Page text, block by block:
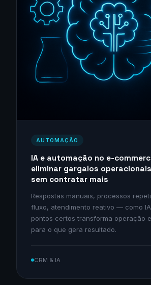
AUTOMAÇÃO
IA e automação no e-
eliminar gargalos
sem contratar mais
Respostas manuais, processos
fluxo, atendimento reativo — como
pontos certos transforma operação
para o que gera resultado.
CRM & IA